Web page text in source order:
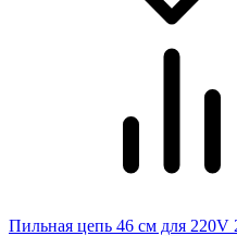
Пильная цепь 46 см для